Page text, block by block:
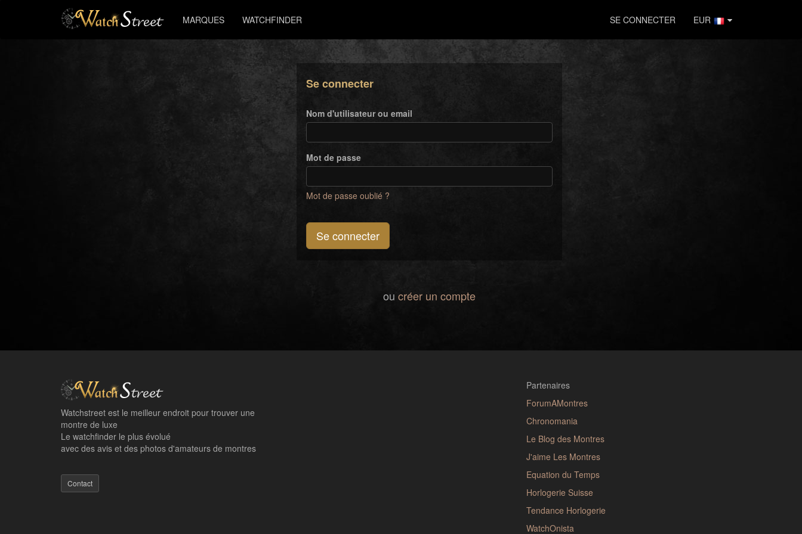
MARQUES WATCHFINDER SE CONNECTER EUR
Se connecter
Nom d'utilisateur ou email
Mot de passe
Mot de passe oublié ?
Se connecter
ou créer un compte
Watchstreet est le meilleur endroit pour trouver une
montre de luxe
Le watchfinder le plus évolué
avec des avis et des photos d'amateurs de montres
Contact
Partenaires
ForumAMontres
Chronomania
Le Blog des Montres
J'aime Les Montres
Equation du Temps
Horlogerie Suisse
Tendance Horlogerie
WatchOnista